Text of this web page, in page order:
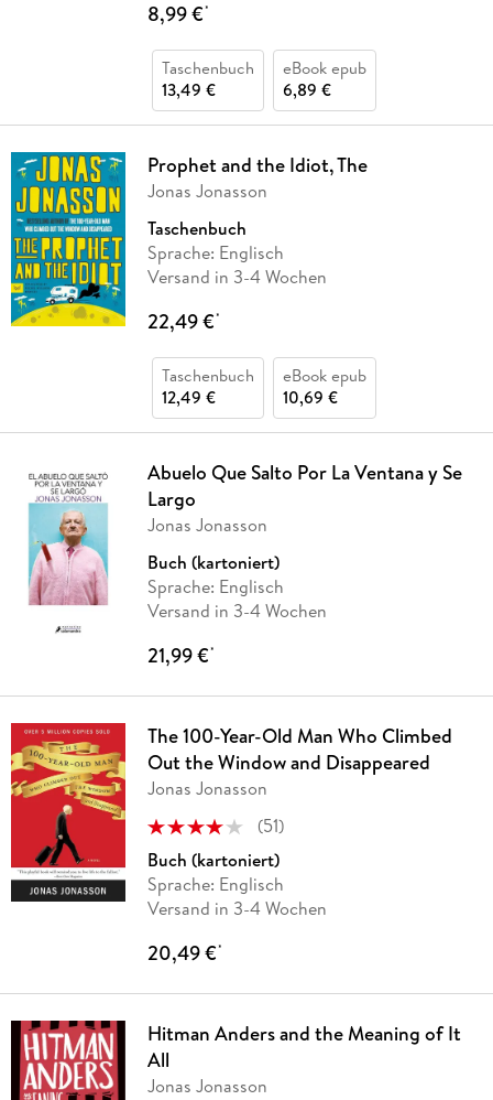
8,99 €*
Taschenbuch
13,49 €
eBook epub
6,89 €
Prophet and the Idiot, The
Jonas Jonasson
Taschenbuch
Sprache: Englisch
Versand in 3-4 Wochen
22,49 €*
Taschenbuch
12,49 €
eBook epub
10,69 €
Abuelo Que Salto Por La Ventana y Se
Largo
Jonas Jonasson
Buch (kartoniert)
Sprache: Englisch
Versand in 3-4 Wochen
21,99 €*
The 100-Year-Old Man Who Climbed
Out the Window and Disappeared
Jonas Jonasson
(51)
Buch (kartoniert)
Sprache: Englisch
Versand in 3-4 Wochen
20,49 €*
Hitman Anders and the Meaning of It
All
Jonas Jonasson